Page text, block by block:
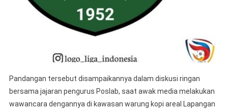
Pandangan tersebut disampaikannya dalam diskusi ringan
bersama jajaran pengurus Poslab, saat awak media melakukan
wawancara dengannya di kawasan warung kopi areal Lapangan